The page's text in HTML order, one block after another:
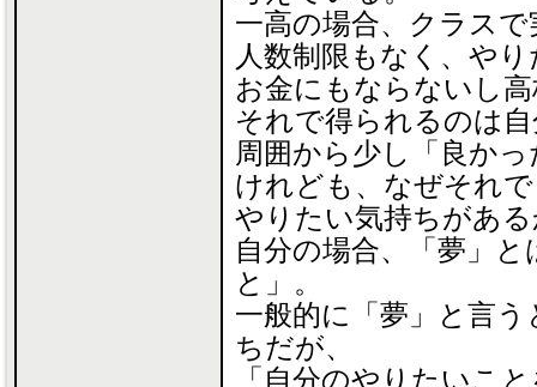
一高の場合、クラスで
人数制限もなく、や
お金にもならないし
それで得られるのは
周囲から少し「良か
けれども、なぜそれ
やりたい気持ちがあ
自分の場合、「夢」
と」。
一般的に「夢」と言
ちだが、
「自分のやりたいこ